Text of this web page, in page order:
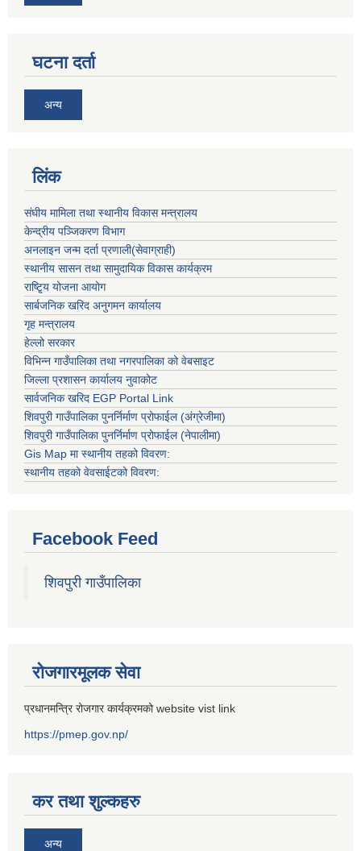
घटना दर्ता
अन्य
लिंक
संघीय मामिला तथा स्थानीय विकास मन्त्रालय
केन्द्रीय पञ्जिकरण विभाग
अनलाइन जन्म दर्ता प्रणाली(सेवाग्राही)
स्थानीय सासन तथा सामुदायिक विकास कार्यक्रम
राष्टि्ृय योजना आयोग
सार्बजनिक खरिद अनुगमन कार्यालय
गृह मन्त्रालय
हेल्लो सरकार
विभिन्न गाउँपालिका तथा नगरपालिका को वेबसाइट
जिल्ला प्रशासन कार्यालय नुवाकोट
सार्वजनिक खरिद EGP Portal Link
शिवपुरी गाउँपालिका पुनर्निर्माण प्रोफाईल (अंग्रेजीमा)
शिवपुरी गाउँपालिका पुनर्निर्माण प्रोफाईल (नेपालीमा)
Gis Map मा स्थानीय तहको विवरण:
स्थानीय तहको वेवसाईटको विवरण:
Facebook Feed
शिवपुरी गाउँपालिका
रोजगारमूलक सेवा
प्रधानमन्त्रि रोजगार कार्यक्रमको website vist link
https://pmep.gov.np/
कर तथा शुल्कहरु
अन्य